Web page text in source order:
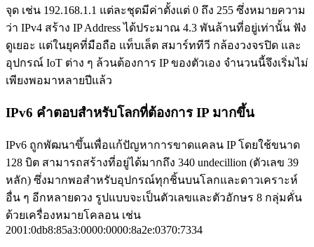
จุด เช่น 192.168.1.1 แต่ละชุดมีค่าตั้งแต่ 0 ถึง 255 ซึ่งหมายความ
ว่า IPv4 สร้าง IP Address ได้ประมาณ 4.3 พันล้านที่อยู่เท่านั้น ฟัง
ดูเยอะ แต่ในยุคที่มือถือ แท็บเล็ต สมาร์ททีวี กล้องวงจรปิด และ
อุปกรณ์ IoT ต่าง ๆ ล้วนต้องการ IP ของตัวเอง จำนวนนี้จึงเริ่มไม่
เพียงพอมาหลายปีแล้ว
IPv6 คำตอบสำหรับโลกที่ต้องการ IP มากขึ้น
IPv6 ถูกพัฒนาขึ้นเพื่อแก้ปัญหาการขาดแคลน IP โดยใช้ขนาด
128 บิต สามารถสร้างที่อยู่ได้มากถึง 340 undecillion (ตัวเลข 39
หลัก) ซึ่งมากพอสำหรับอุปกรณ์ทุกชิ้นบนโลกและดาวเคราะห์
อื่น ๆ อีกหลายดวง รูปแบบจะเป็นตัวเลขและตัวอักษร 8 กลุ่มคั่น
ด้วยเครื่องหมายโคลอน เช่น
2001:0db8:85a3:0000:0000:8a2e:0370:7334